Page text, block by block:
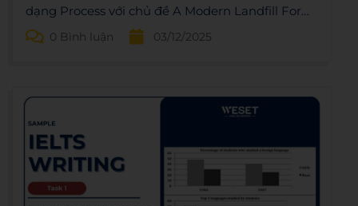
dạng Process với chủ đề A Modern Landfill For
Household Waste.
0 Bình luận 03/12/2025